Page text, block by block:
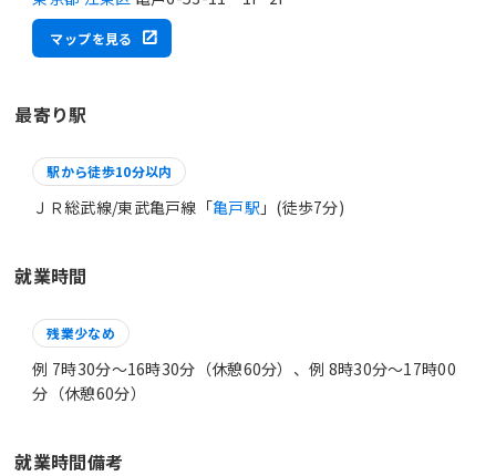
マップを見る
最寄り駅
駅から徒歩10分以内
ＪＲ総武線/東武亀戸線「亀戸駅 」(徒歩7分)
就業時間
残業少なめ
例 7時30分〜16時30分（休憩60分）、例 8時30分〜17時00
分（休憩60分）
就業時間備考